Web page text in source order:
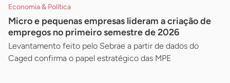
Economia & Política
Micro e pequenas empresas lideram a criação de
empregos no primeiro semestre de 2026
Levantamento feito pelo Sebrae a partir de dados do
Caged confirma o papel estratégico das MPE